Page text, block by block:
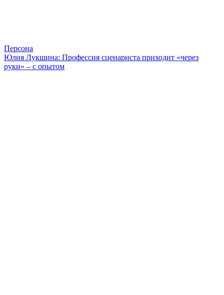
Персона
Юлия Лукшина: Профессия сценариста приходит «через
руки» – с опытом